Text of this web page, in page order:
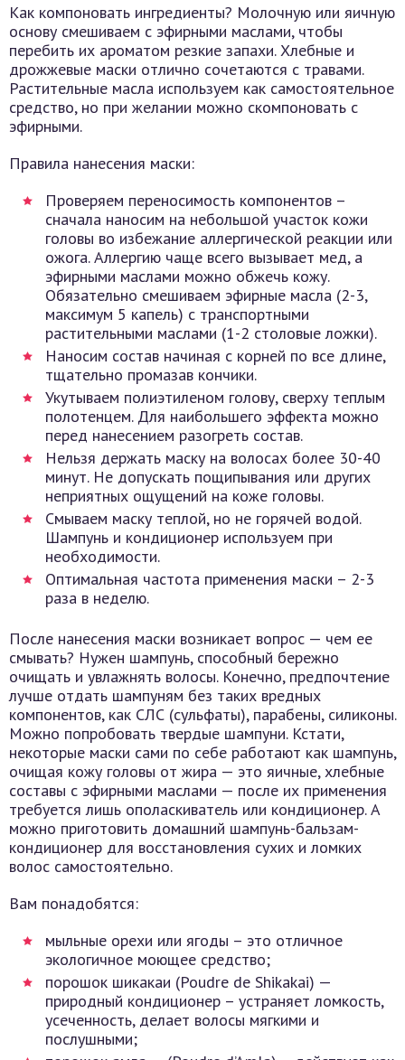
Как компоновать ингредиенты? Молочную или яичную
основу смешиваем с эфирными маслами, чтобы
перебить их ароматом резкие запахи. Хлебные и
дрожжевые маски отлично сочетаются с травами.
Растительные масла используем как самостоятельное
средство, но при желании можно скомпоновать с
эфирными.
Правила нанесения маски:
Проверяем переносимость компонентов –
сначала наносим на небольшой участок кожи
головы во избежание аллергической реакции или
ожога. Аллергию чаще всего вызывает мед, а
эфирными маслами можно обжечь кожу.
Обязательно смешиваем эфирные масла (2-3,
максимум 5 капель) с транспортными
растительными маслами (1-2 столовые ложки).
Наносим состав начиная с корней по все длине,
тщательно промазав кончики.
Укутываем полиэтиленом голову, сверху теплым
полотенцем. Для наибольшего эффекта можно
перед нанесением разогреть состав.
Нельзя держать маску на волосах более 30-40
минут. Не допускать пощипывания или других
неприятных ощущений на коже головы.
Смываем маску теплой, но не горячей водой.
Шампунь и кондиционер используем при
необходимости.
Оптимальная частота применения маски – 2-3
раза в неделю.
После нанесения маски возникает вопрос — чем ее
смывать? Нужен шампунь, способный бережно
очищать и увлажнять волосы. Конечно, предпочтение
лучше отдать шампуням без таких вредных
компонентов, как СЛС (сульфаты), парабены, силиконы.
Можно попробовать твердые шампуни. Кстати,
некоторые маски сами по себе работают как шампунь,
очищая кожу головы от жира — это яичные, хлебные
составы с эфирными маслами — после их применения
требуется лишь ополаскиватель или кондиционер. А
можно приготовить домашний шампунь-бальзам-
кондиционер для восстановления сухих и ломких
волос самостоятельно.
Вам понадобятся:
мыльные орехи или ягоды – это отличное
экологичное моющее средство;
порошок шикакаи (Poudre de Shikakai) —
природный кондиционер – устраняет ломкость,
усеченность, делает волосы мягкими и
послушными;